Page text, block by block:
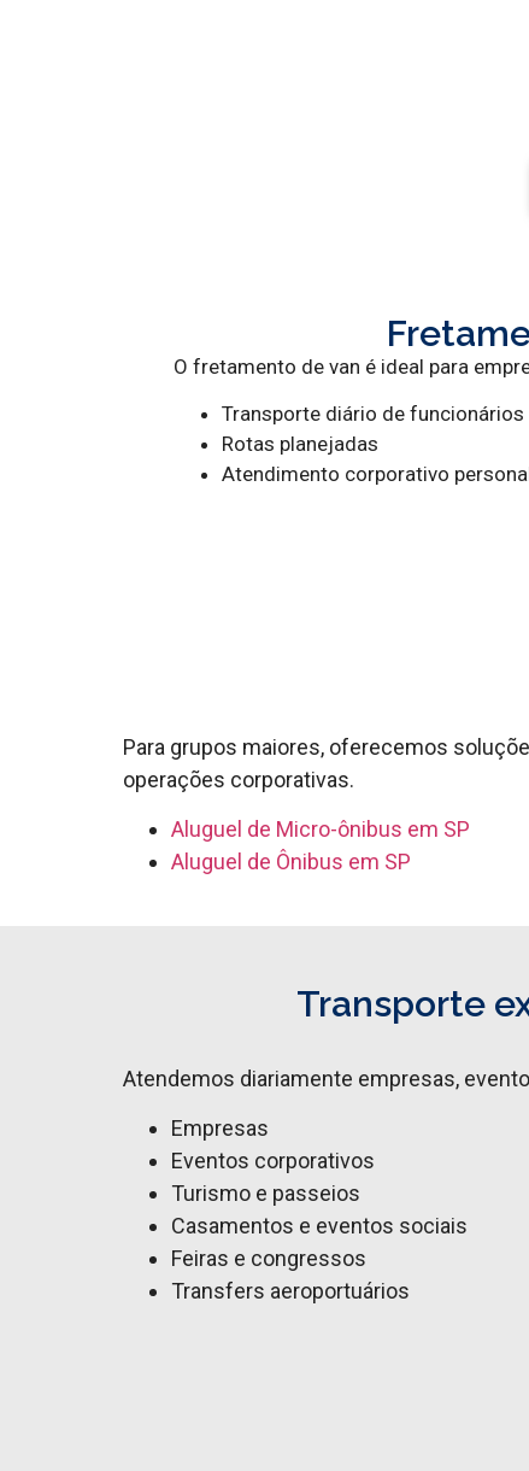
O fretamento de van é ideal para
Transporte diário de funcionários
Rotas planejadas
Atendimento corporativo
Para grupos maiores, oferecemos
operações corporativas.
Aluguel de Micro-ônibus em SP
Aluguel de Ônibus em SP
Transporte
Atendemos diariamente empresas,
Empresas
Eventos corporativos
Turismo e passeios
Casamentos e eventos sociais
Feiras e congressos
Transfers aeroportuários